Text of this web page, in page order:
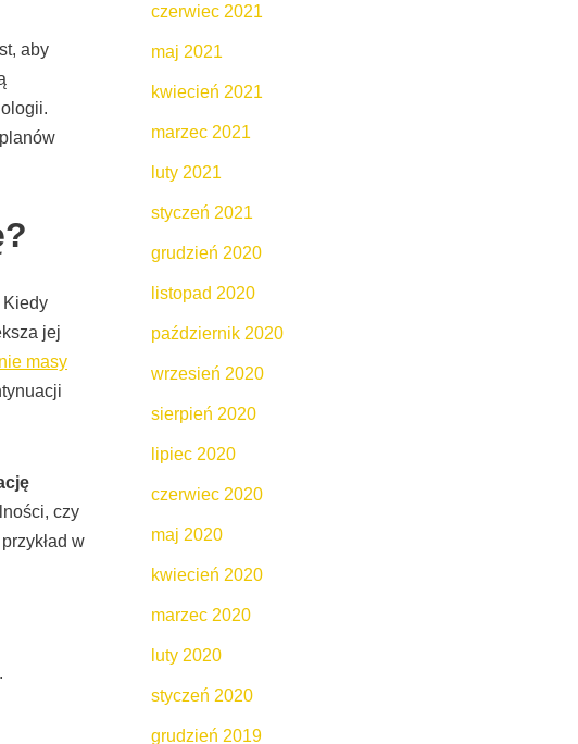
aby
Kiedy
jej
masy
czy
w
czerwiec 2021
maj 2021
kwiecień 2021
marzec 2021
luty 2021
styczeń 2021
grudzień 2020
listopad 2020
październik 2020
wrzesień 2020
sierpień 2020
lipiec 2020
czerwiec 2020
maj 2020
kwiecień 2020
marzec 2020
luty 2020
styczeń 2020
grudzień 2019